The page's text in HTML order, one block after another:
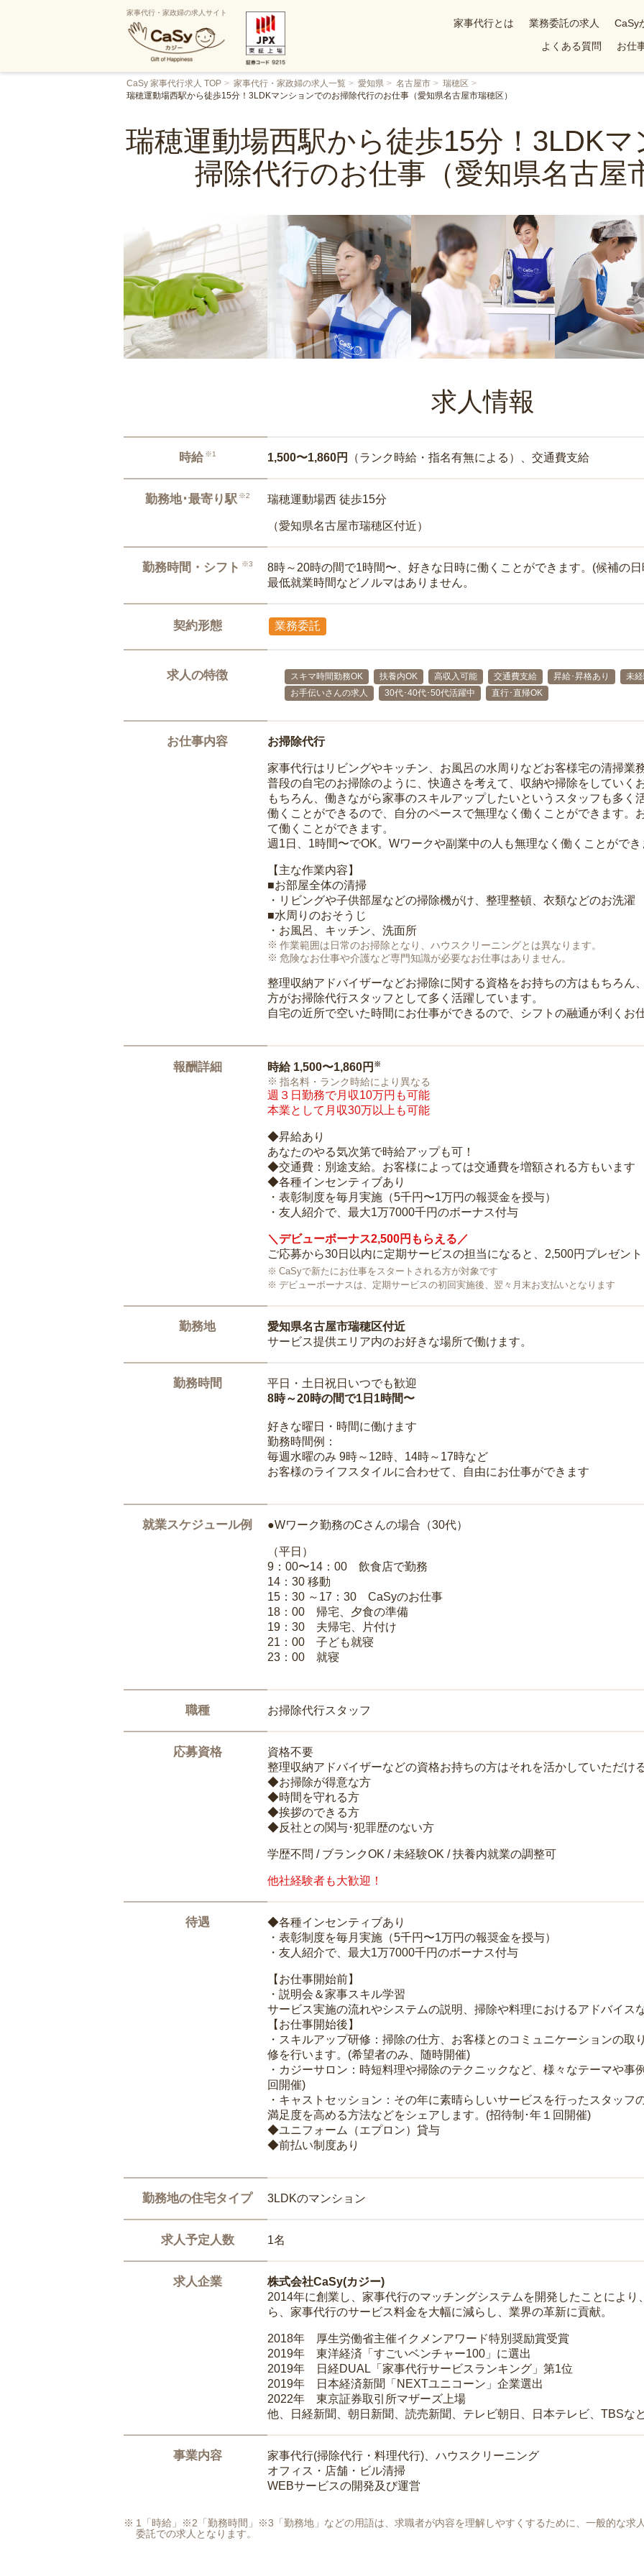
家事代行・家政婦の求人サイト
家事代行とは 業務委託の求人 CaSy
よくある質問
お仕
CaSy 家事代行求人 TOP 家事代行・家政婦の求人一覧 愛知県 名古屋市
瑞穂区
瑞穂運動場西駅から徒歩15分！3LDKマンションでのお掃除代行のお仕事（愛知県名古屋市瑞穂区）
瑞穂運動場西駅から徒歩15分！3LDK
掃除代行のお仕事（愛知県名古屋
求人情報
時給 ※1 1,500〜1,860円 （ランク時給・指名有無による）、交通費支給
勤務地･最寄り駅 ※2 瑞穂運動場西 徒歩15分
（愛知県名古屋市瑞穂区付近）
勤務時間・シフト ※3
8時～20時の間で1時間〜、好きな日時に働くことができます。(候補の
最低就業時間などノルマはありません。
契約形態 業務委託
求人の特徴 スキマ時間勤務OK 扶養内OK 高収入可能 交通費支給 昇給･昇格あり 未
お手伝いさんの求人
30代･40代･50代活躍中 直行･直帰OK
お仕事内容 お掃除代行
家事代行はリビングやキッチン、お風呂の水周りなどお客様宅の清掃業務
普段の自宅のお掃除のように、快適さを考えて、収納や掃除をしていく
もちろん、働きながら家事のスキルアップしたいというスタッフも多く
働くことができるので、自分のペースで無理なく働くことができます。
て働くことができます。
週1日、1時間〜でOK。Wワークや副業中の人も無理なく働くことができ
【主な作業内容】
■お部屋全体の清掃
・リビングや子供部屋などの掃除機がけ、整理整頓、衣類などのお洗濯
■水周りのおそうじ
・お風呂、キッチン、洗面所
作業範囲は日常のお掃除となり、ハウスクリーニングとは異なります。
危険なお仕事や介護など専門知識が必要なお仕事はありません。
整理収納アドバイザーなどお掃除に関する資格をお持ちの方はもちろん
方がお掃除代行スタッフとして多く活躍しています。
自宅の近所で空いた時間にお仕事ができるので、シフトの融通が利くお
報酬詳細 時給 1,500〜1,860円 ※
指名料・ランク時給により異なる
週３日勤務で月収10万円も可能
本業として月収30万以上も可能
◆昇給あり
あなたのやる気次第で時給アップも可！
◆交通費：別途支給。お客様によっては交通費を増額される方もいます
◆各種インセンティブあり
・表彰制度を毎月実施（5千円〜1万円の報奨金を授与）
・友人紹介で、最大1万7000千円のボーナス付与
＼デビューボーナス2,500円もらえる／
ご応募から30日以内に定期サービスの担当になると、2,500円プレゼント
CaSyで新たにお仕事をスタートされる方が対象です
デビューボーナスは、定期サービスの初回実施後、翌々月末お支払いとなります
勤務地
愛知県名古屋市瑞穂区付近
サービス提供エリア内のお好きな場所で働けます。
勤務時間
平日・土日祝日いつでも歓迎
8時～20時の間で1日1時間〜
好きな曜日・時間に働けます
勤務時間例：
毎週水曜のみ 9時～12時、14時～17時など
お客様のライフスタイルに合わせて、自由にお仕事ができます
就業スケジュール例 ●Wワーク勤務のCさんの場合（30代）
（平日）
9：00〜14：00 飲食店で勤務
14：30 移動
15：30 ～17：30 CaSyのお仕事
18：00 帰宅、夕食の準備
19：30 夫帰宅、片付け
21：00 子ども就寝
23：00 就寝
職種 お掃除代行スタッフ
応募資格
資格不要
整理収納アドバイザーなどの資格お持ちの方はそれを活かしていただけ
◆お掃除が得意な方
◆時間を守れる方
◆挨拶のできる方
◆反社との関与･犯罪歴のない方
学歴不問 / ブランクOK / 未経験OK / 扶養内就業の調整可
他社経験者も大歓迎！
待遇
◆各種インセンティブあり
・表彰制度を毎月実施（5千円〜1万円の報奨金を授与）
・友人紹介で、最大1万7000千円のボーナス付与
【お仕事開始前】
・説明会＆家事スキル学習
サービス実施の流れやシステムの説明、掃除や料理におけるアドバイス
【お仕事開始後】
・スキルアップ研修：掃除の仕方、お客様とのコミュニケーションの
修を行います。(希望者のみ、随時開催)
・カジーサロン：時短料理や掃除のテクニックなど、様々なテーマや事
回開催)
・キャストセッション：その年に素晴らしいサービスを行ったスタッ
満足度を高める方法などをシェアします。(招待制･年１回開催)
◆ユニフォーム（エプロン）貸与
◆前払い制度あり
勤務地の住宅タイプ 3LDKのマンション
求人予定人数 1名
求人企業
株式会社CaSy(カジー)
2014年に創業し、家事代行のマッチングシステムを開発したことによ
ら、家事代行のサービス料金を大幅に減らし、業界の革新に貢献。
2018年 厚生労働省主催イクメンアワード特別奨励賞受賞
2019年 東洋経済「すごいベンチャー100」に選出
2019年 日経DUAL「家事代行サービスランキング」第1位
2019年 日本経済新聞「NEXTユニコーン」企業選出
2022年 東京証券取引所マザーズ上場
他、日経新聞、朝日新聞、読売新聞、テレビ朝日、日本テレビ、TBSな
事業内容
家事代行(掃除代行・料理代行)、ハウスクリーニング
オフィス・店舗・ビル清掃
WEBサービスの開発及び運営
1「時給」※2「勤務時間」※3「勤務地」などの用語は、求職者が内容を理解しやすくするために、一般的な求
委託での求人となります。